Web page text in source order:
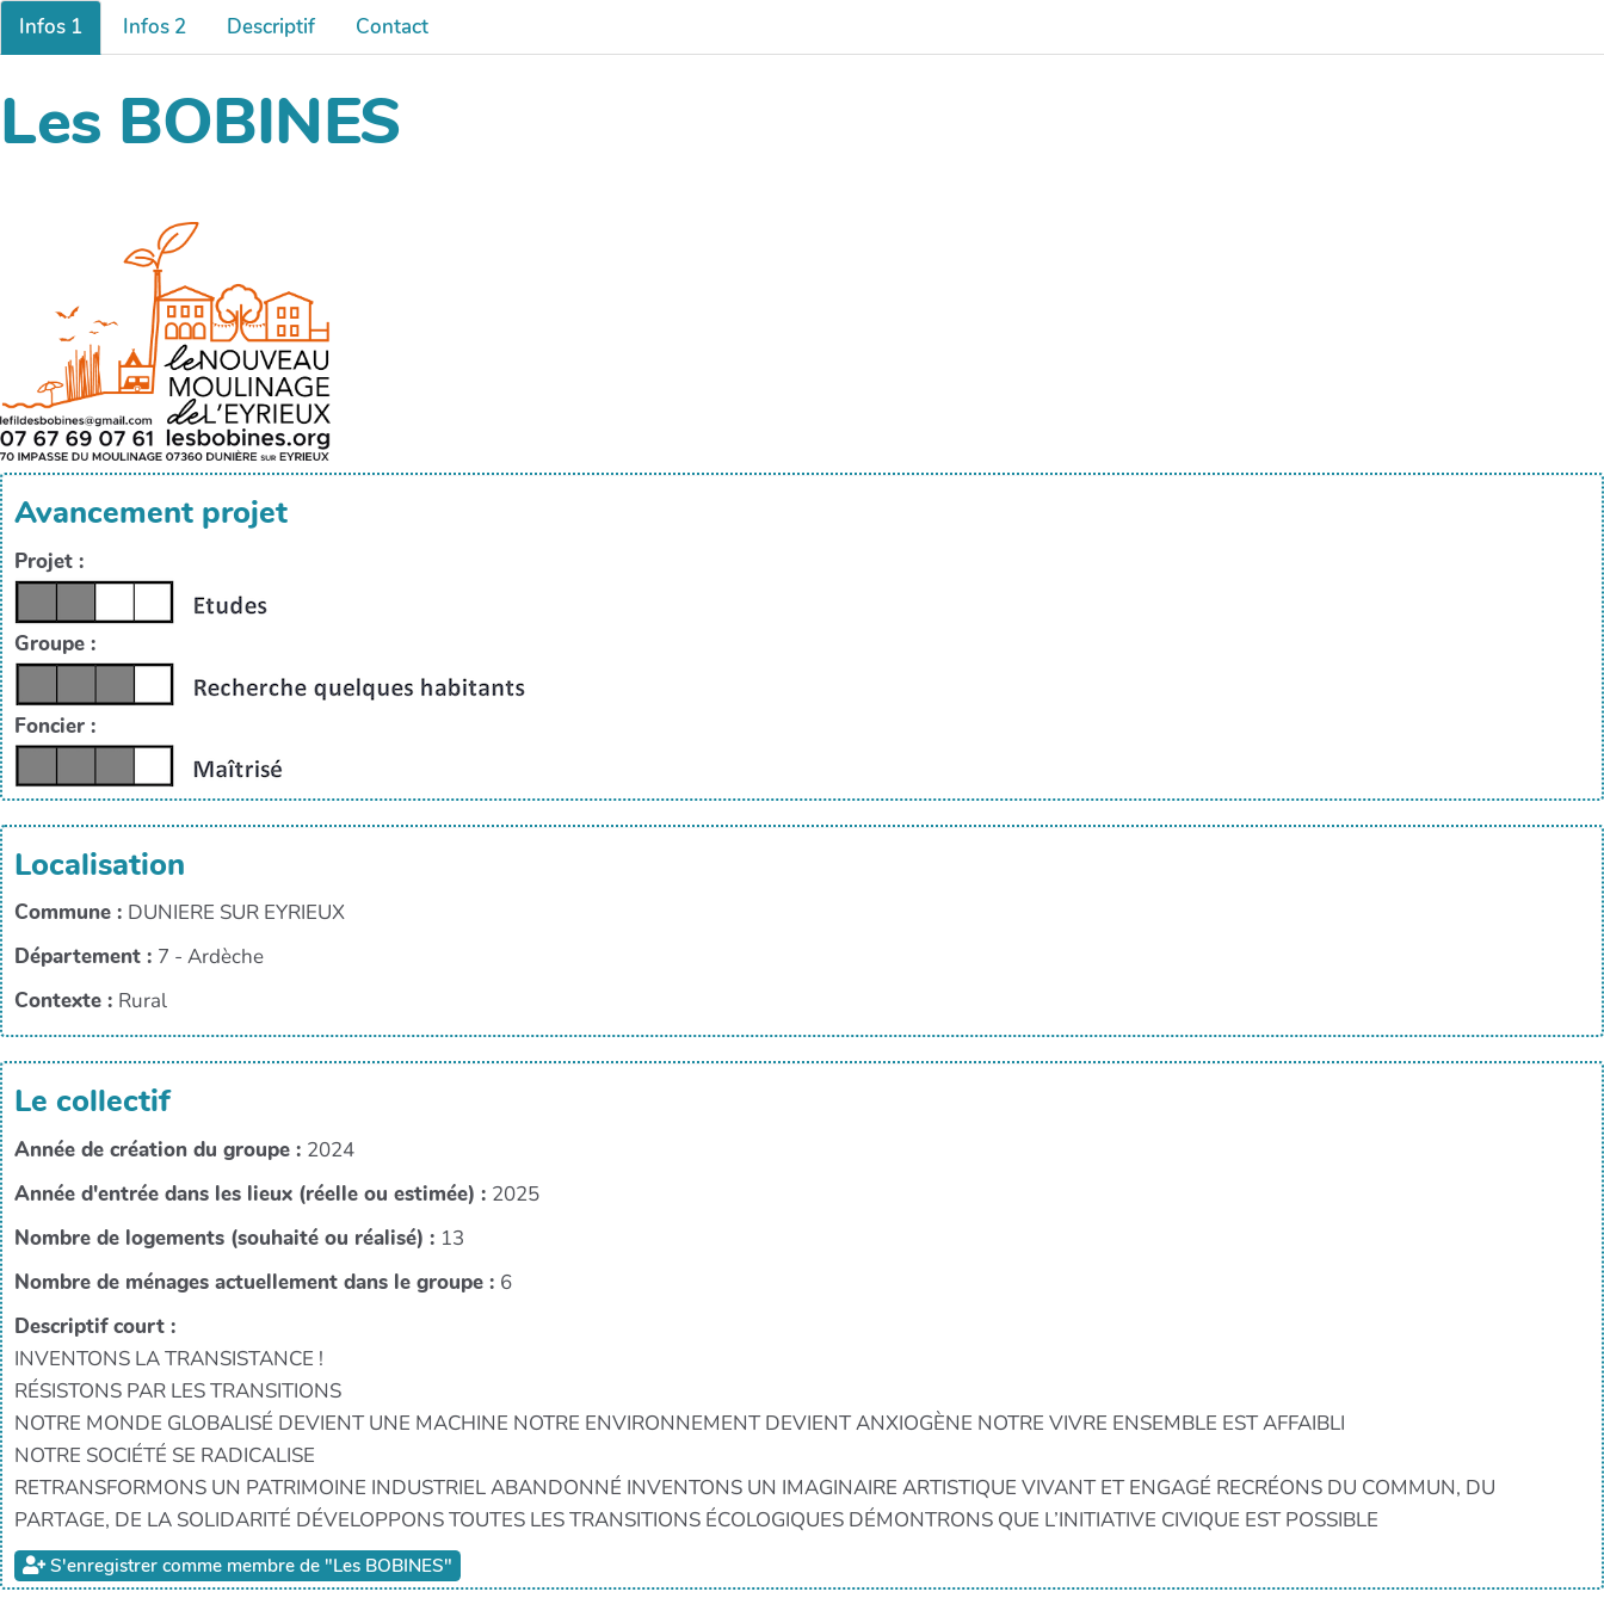
Infos 1 Infos 2 Descriptif Contact
Les BOBINES
Avancement projet
Projet :
Groupe :
Foncier :
Localisation
Commune : DUNIERE SUR EYRIEUX
Département : 7 - Ardèche
Contexte : Rural
Le collectif
Année de création du groupe : 2024
Année d'entrée dans les lieux (réelle ou estimée) : 2025
Nombre de logements (souhaité ou réalisé) : 13
Nombre de ménages actuellement dans le groupe : 6
Descriptif court :
INVENTONS LA TRANSISTANCE !
RÉSISTONS PAR LES TRANSITIONS
NOTRE MONDE GLOBALISÉ DEVIENT UNE MACHINE NOTRE ENVIRONNEMENT DEVIENT ANXIOGÈNE NOTRE VIVRE ENSEMBLE EST AFFAIBLI
NOTRE SOCIÉTÉ SE RADICALISE
RETRANSFORMONS UN PATRIMOINE INDUSTRIEL ABANDONNÉ INVENTONS UN IMAGINAIRE ARTISTIQUE VIVANT ET ENGAGÉ RECRÉONS DU COMMUN, DU
PARTAGE, DE LA SOLIDARITÉ DÉVELOPPONS TOUTES LES TRANSITIONS ÉCOLOGIQUES DÉMONTRONS QUE L’INITIATIVE CIVIQUE EST POSSIBLE
S'enregistrer comme membre de "Les BOBINES"